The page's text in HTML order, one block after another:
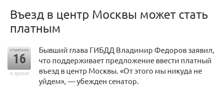
Въезд в центр Москвы может стать
платным
отметили
16
в архиве
Бывший глава ГИБДД Владимир Федоров заявил,
что поддерживает предложение ввести платный
въезд в центр Москвы. «От этого мы никуда не
уйдем», — убежден сенатор.